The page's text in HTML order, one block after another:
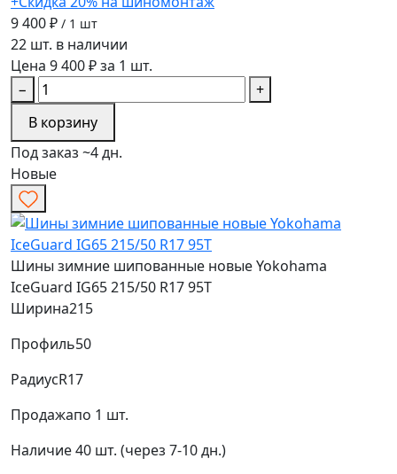
9 400 ₽ / 1 шт
22 шт. в наличии
Цена 9 400 ₽ за 1 шт.
−
+
В корзину
Под заказ ~4 дн.
Новые
Шины зимние шипованные новые Yokohama
IceGuard IG65 215/50 R17 95T
Ширина215
Профиль50
РадиусR17
Продажапо 1 шт.
Наличие40 шт. (через 7-10 дн.)